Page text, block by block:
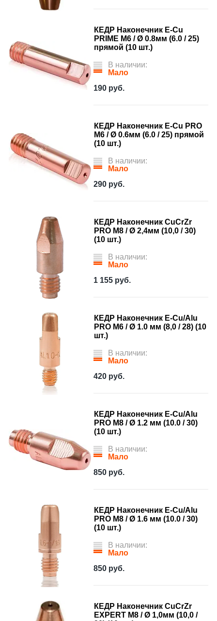
КЕДР Наконечник E-Cu
PRIME М6 / Ø 0.8мм (6.0 / 25)
прямой (10 шт.)
В наличии:
Мало
190 руб.
КЕДР Наконечник E-Cu PRO
М6 / Ø 0.6мм (6.0 / 25) прямой
(10 шт.)
В наличии:
Мало
290 руб.
КЕДР Наконечник CuCrZr
PRO M8 / Ø 2,4мм (10,0 / 30)
(10 шт.)
В наличии:
Мало
1 155 руб.
КЕДР Наконечник E-Cu/Alu
PRO М6 / Ø 1.0 мм (8,0 / 28) (10
шт.)
В наличии:
Мало
420 руб.
КЕДР Наконечник E-Cu/Alu
PRO М8 / Ø 1.2 мм (10.0 / 30)
(10 шт.)
В наличии:
Мало
850 руб.
КЕДР Наконечник E-Cu/Alu
PRO М8 / Ø 1.6 мм (10.0 / 30)
(10 шт.)
В наличии:
Мало
850 руб.
КЕДР Наконечник CuCrZr
EXPERT M8 / Ø 1,0мм (10,0 /